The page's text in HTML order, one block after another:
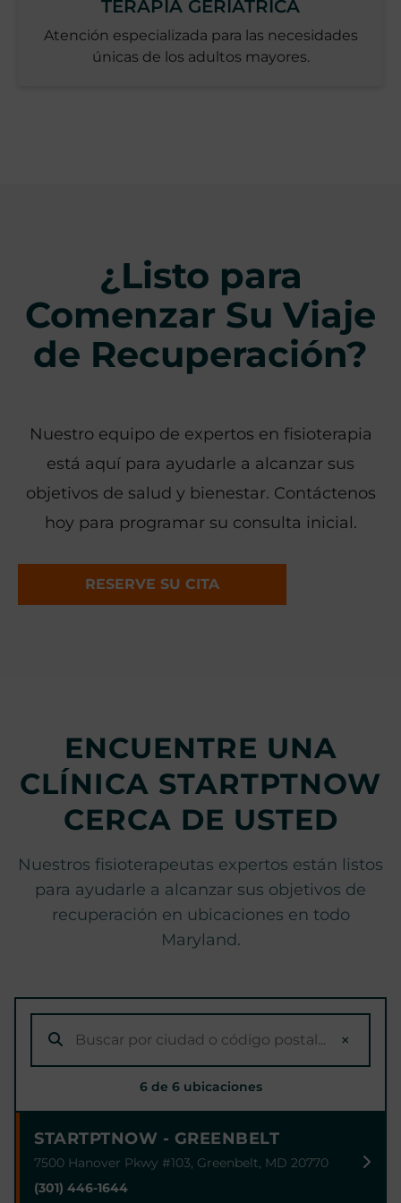
TERAPIA GERIÁTRICA
Atención especializada para las necesidades
únicas de los adultos mayores.
¿Listo para
Comenzar Su Viaje
de Recuperación?
Nuestro equipo de expertos en fisioterapia
está aquí para ayudarle a alcanzar sus
objetivos de salud y bienestar. Contáctenos
hoy para programar su consulta inicial.
RESERVE SU CITA
ENCUENTRE UNA
CLÍNICA STARTPTNOW
CERCA DE USTED
Nuestros fisioterapeutas expertos están listos
para ayudarle a alcanzar sus objetivos de
recuperación en ubicaciones en todo
Maryland.
×
6 de 6 ubicaciones
STARTPTNOW - GREENBELT
7500 Hanover Pkwy #103, Greenbelt, MD 20770
(301) 446-1644